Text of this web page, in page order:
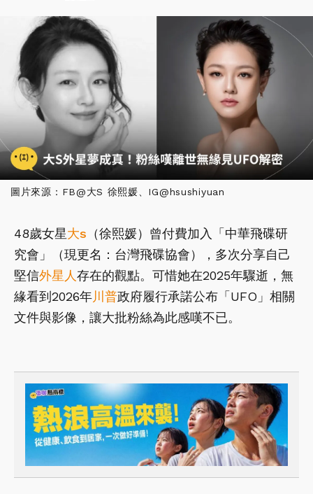
圖片來源：FB@大S 徐熙媛、IG@hsushiyuan
48歲女星大s （徐熙媛）曾付費加入「中華飛碟研
究會」（現更名：台灣飛碟協會），多次分享自己
堅信外星人存在的觀點。可惜她在2025年驟逝，無
緣看到2026年川普政府履行承諾公布「UFO」相關
文件與影像，讓大批粉絲為此感嘆不已。